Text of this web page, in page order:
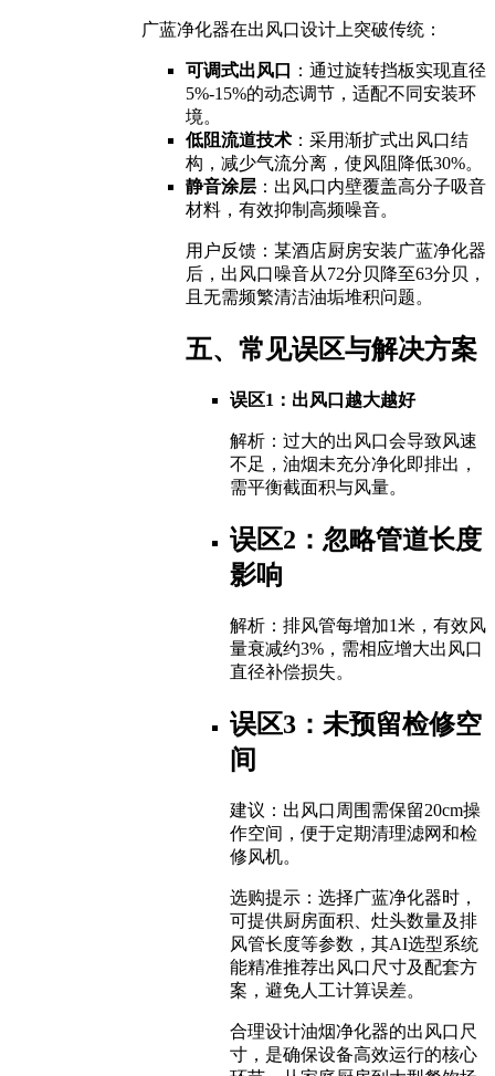
广蓝净化器在出风口设计上突破传统：
可调式出风口
：通过旋转挡板实现直径
5%-15%的动态调节，适配不同安装环
境。
低阻流道技术 ：采用渐扩式出风口结
构，减少气流分离，使风阻降低30%。
静音涂层 ：出风口内壁覆盖高分子吸音
材料，有效抑制高频噪音。
用户反馈：某酒店厨房安装广蓝净化器
后，出风口噪音从72分贝降至63分贝，
且无需频繁清洁油垢堆积问题。
五、常见误区与解决方案
误区1：出风口越大越好
解析：过大的出风口会导致风速
不足，油烟未充分净化即排出，
需平衡截面积与风量。
误区2：忽略管道长度
影响
解析：排风管每增加1米，有效风
量衰减约3%，需相应增大出风口
直径补偿损失。
误区3：未预留检修空
间
建议：出风口周围需保留20cm操
作空间，便于定期清理滤网和检
修风机。
选购提示：选择广蓝净化器时，
可提供厨房面积、灶头数量及排
风管长度等参数，其AI选型系统
能精准推荐出风口尺寸及配套方
案，避免人工计算误差。
合理设计油烟净化器的出风口尺
寸，是确保设备高效运行的核心